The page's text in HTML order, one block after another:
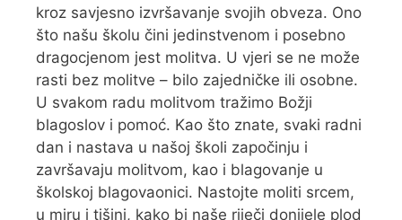
kroz savjesno izvršavanje svojih obveza. Ono
što našu školu čini jedinstvenom i posebno
dragocjenom jest molitva. U vjeri se ne može
rasti bez molitve – bilo zajedničke ili osobne.
U svakom radu molitvom tražimo Božji
blagoslov i pomoć. Kao što znate, svaki radni
dan i nastava u našoj školi započinju i
završavaju molitvom, kao i blagovanje u
školskoj blagovaonici. Nastojte moliti srcem,
u miru i tišini, kako bi naše riječi donijele plod